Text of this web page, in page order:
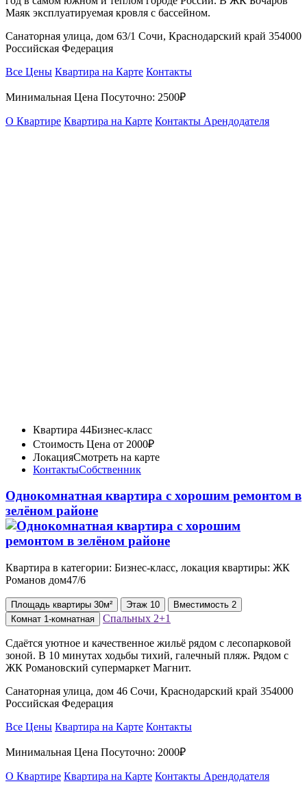
Маяк эксплуатируемая кровля с бассейном.
Санаторная улица, дом 63/1 Сочи, Краснодарский край 354000
Российская Федерация
Все Цены Квартира на Карте Контакты
Минимальная Цена Посуточно: 2500₽
О Квартире Квартира на Карте Контакты Арендодателя
Квартира 44Бизнес-класс
Стоимость Цена от 2000₽
ЛокацияСмотреть на карте
КонтактыСобственник
Однокомнатная квартира с хорошим ремонтом в
зелёном районе
Квартира в категории: Бизнес-класс, локация квартиры: ЖК
Романов дом47/6
Площадь квартиры 30м² Этаж 10 Вместимость 2
Комнат 1-комнатная Спальных 2+1
Сдаётся уютное и качественное жильё рядом с лесопарковой
зоной. В 10 минутах ходьбы тихий, галечный пляж. Рядом с
ЖК Романовский супермаркет Магнит.
Санаторная улица, дом 46 Сочи, Краснодарский край 354000
Российская Федерация
Все Цены Квартира на Карте Контакты
Минимальная Цена Посуточно: 2000₽
О Квартире Квартира на Карте Контакты Арендодателя